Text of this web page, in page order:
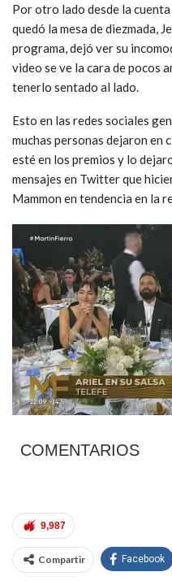
Por otro lado desde la
quedó la mesa de diezmada,
programa, dejó ver su
video se ve la cara de pocos
tenerlo sentado al lado.
Esto en las redes sociales
muchas personas dejaron en
esté en los premios y lo
mensajes en Twitter que
Mammon en tendencia en la
COMENTARIOS
9,987
Compartir Facebook